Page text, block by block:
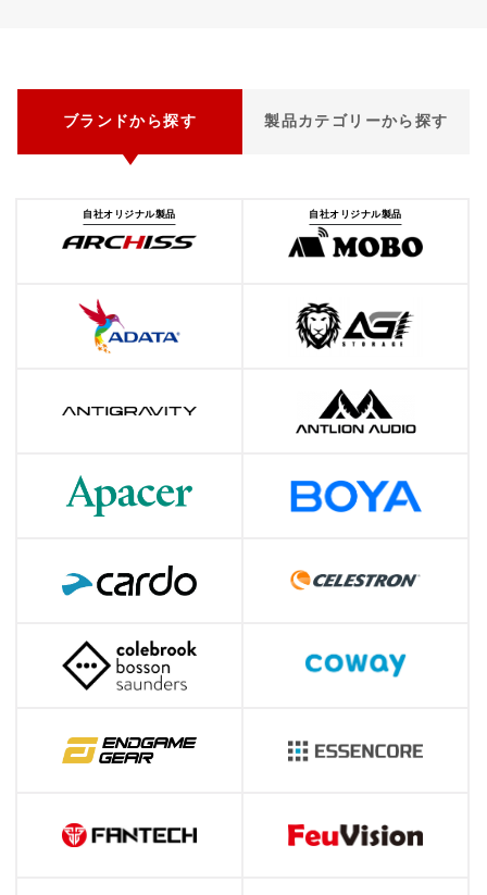
ブランドから探す 製品カテゴリーから探す
自社オリジナル製品 自社オリジナル製品